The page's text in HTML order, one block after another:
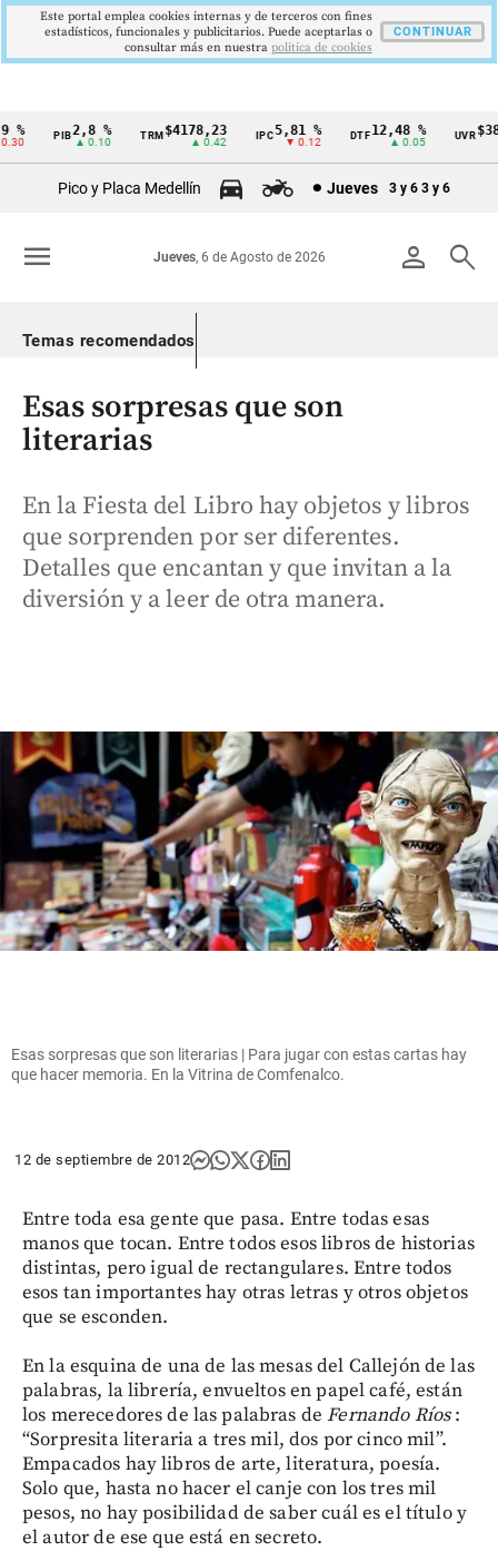
Cintillo
Colombia
2,8 %
▲ 0.10
TRM$4178,23
▲ 0.42
5,81 %
▼ 0.12
DTF12,48 %
▲ 0.05
UVR
Pico y Placa Medellín Jueves 3 y 6 3 y 6
person search
Jueves, 6 de Agosto de 2026
menu
Temas recomendados
Esas sorpresas que son
literarias
En la Fiesta del Libro hay objetos y libros
que sorprenden por ser diferentes.
Detalles que encantan y que invitan a la
diversión y a leer de otra manera.
Esas sorpresas que son literarias | Para jugar con estas cartas hay
que hacer memoria. En la Vitrina de Comfenalco.
12 de septiembre de 2012
Entre toda esa gente que pasa. Entre todas esas
manos que tocan. Entre todos esos libros de historias
distintas, pero igual de rectangulares. Entre todos
esos tan importantes hay otras letras y otros objetos
que se esconden.
En la esquina de una de las mesas del Callejón de las
palabras, la librería, envueltos en papel café, están
los merecedores de las palabras deFernando Ríos:
“Sorpresita literaria a tres mil, dos por cinco mil”.
Empacados hay libros de arte, literatura, poesía.
Solo que, hasta no hacer el canje con los tres mil
pesos, no hay posibilidad de saber cuál es el título y
el autor de ese que está en secreto.
Este portal emplea cookies internas y de terceros con fines
estadísticos, funcionales y publicitarios. Puede aceptarlas o
consultar más en nuestra politica de cookies
CONTINUAR